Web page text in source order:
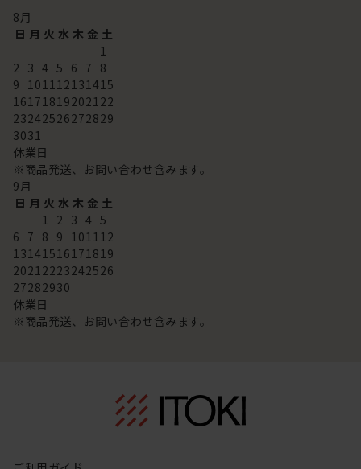
8月
日 月 火 水 木 金 土
1
2 3 4 5 6 7 8
9 101112131415
16171819202122
23242526272829
3031
休業日
※商品発送、お問い合わせ含みます。
9月
日 月 火 水 木 金 土
1 2 3 4 5
6 7 8 9 101112
13141516171819
20212223242526
27282930
休業日
※商品発送、お問い合わせ含みます。